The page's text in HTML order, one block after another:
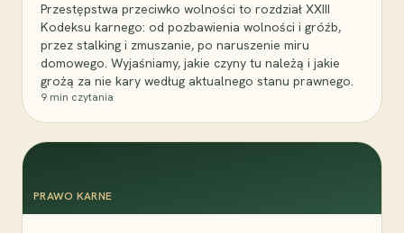
Przestępstwa przeciwko wolności to rozdział XXIII
Kodeksu karnego: od pozbawienia wolności i gróźb,
przez stalking i zmuszanie, po naruszenie miru
domowego. Wyjaśniamy, jakie czyny tu należą i jakie
grożą za nie kary według aktualnego stanu prawnego.
9 min czytania
PRAWO KARNE